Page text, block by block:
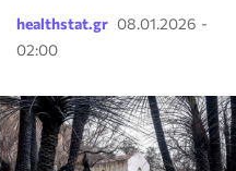
healthstat.gr 08.01.2026 -
02:00